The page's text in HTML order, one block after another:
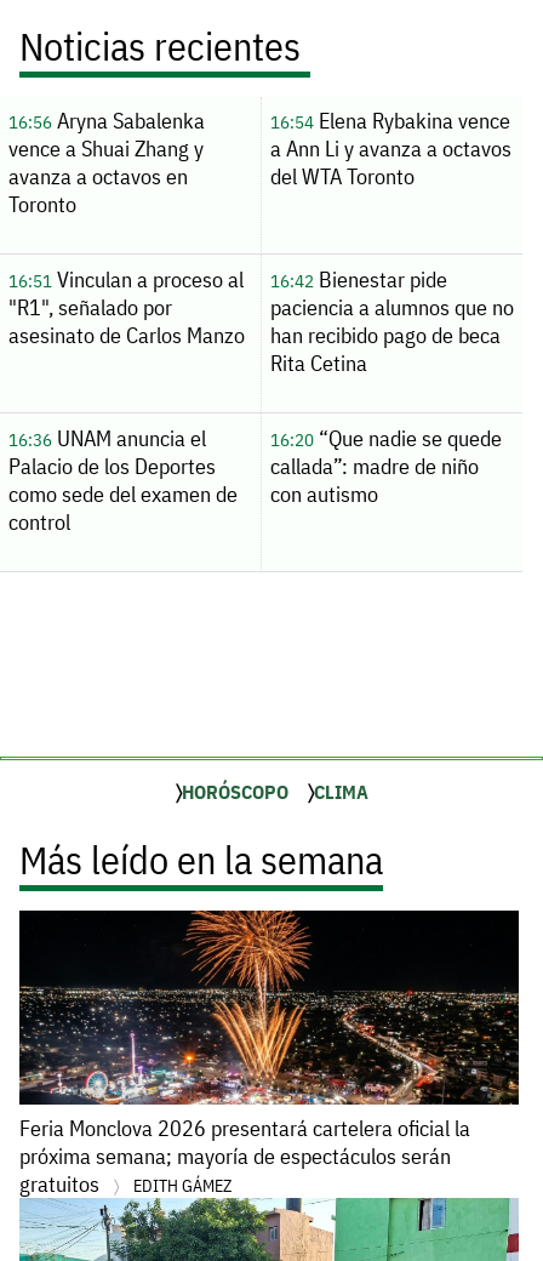
Noticias recientes
16:56Aryna Sabalenka
vence a Shuai Zhang y
avanza a octavos en
Toronto
16:54Elena Rybakina vence
a Ann Li y avanza a octavos
del WTA Toronto
16:51Vinculan a proceso al
"R1", señalado por
asesinato de Carlos Manzo
16:42Bienestar pide
paciencia a alumnos que no
han recibido pago de beca
Rita Cetina
16:36UNAM anuncia el
Palacio de los Deportes
como sede del examen de
control
16:20“Que nadie se quede
callada”: madre de niño
con autismo
HORÓSCOPO CLIMA
Más leído en la semana
Feria Monclova 2026 presentará cartelera oficial la
próxima semana; mayoría de espectáculos serán
gratuitos
EDITH GÁMEZ